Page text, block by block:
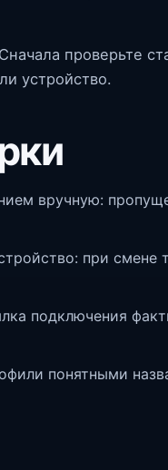
проверьте
устройство.
вручную:
при смене
подключения
понятными